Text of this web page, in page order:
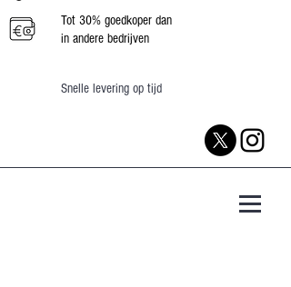
Tot 30% goedkoper dan
in andere bedrijven
Snelle levering op tijd